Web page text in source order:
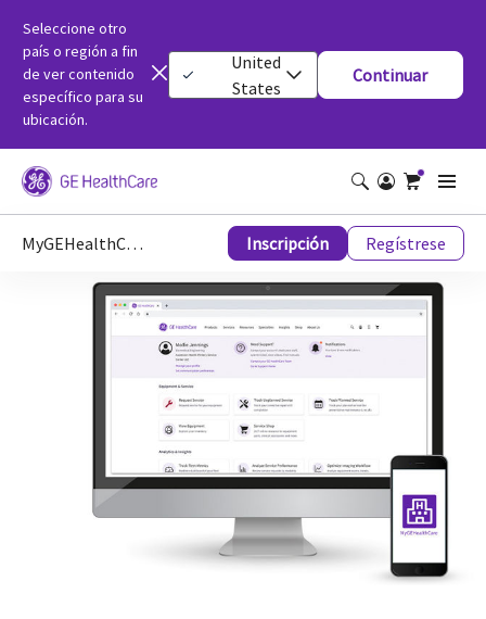
Seleccione otro
país o región a fin
de ver contenido
específico para su
ubicación.
United
States
Continuar
MyGEHealthCare Inscripción Regístrese